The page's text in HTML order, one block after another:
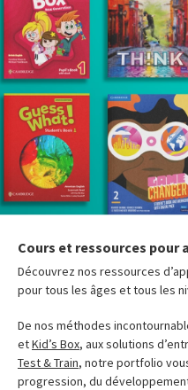
Cours et ressources pour
Découvrez nos ressources
pour tous les âges et tous les
De nos méthodes
etKid’s Box, aux solutions
Test & Train, notre portfolio
progression, du